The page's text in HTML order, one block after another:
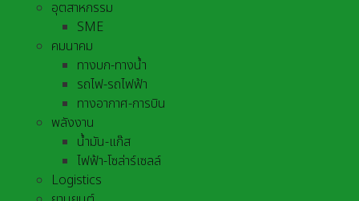
อุตสาหกรรม
SME
คมนาคม
ทางบก-ทางน้ำ
รถไฟ-รถไฟฟ้า
ทางอากาศ-การบิน
พลังงาน
น้ำมัน-แก๊ส
ไฟฟ้า-โซล่าร์เซลล์
Logistics